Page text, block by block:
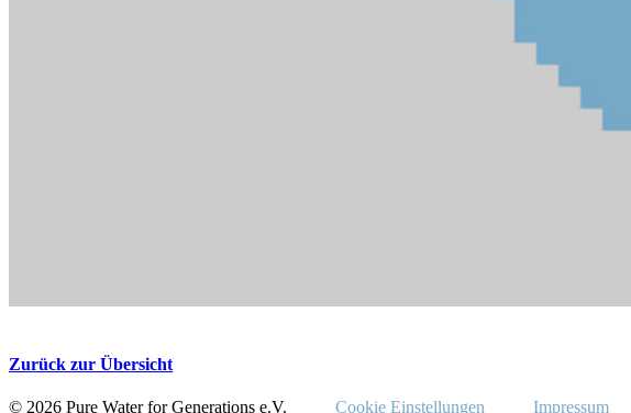
Zurück zur Übersicht
© 2026 Pure Water for Generations e.V. Cookie Einstellungen Impressum